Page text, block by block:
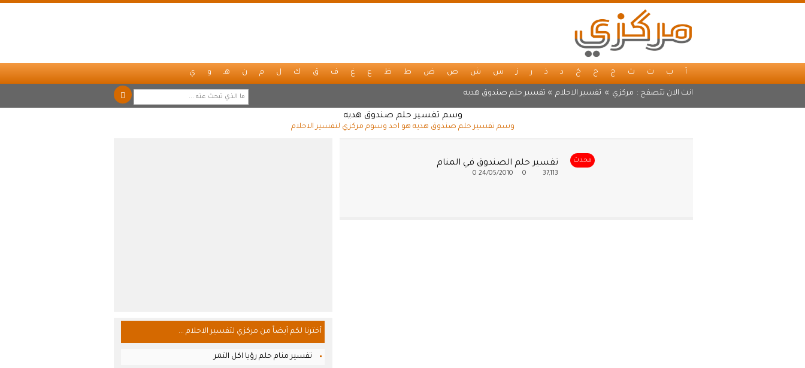
أ ب ت ث ج ح خ د ذ ر ز س ش ص ض ط ظ ع غ ف ق ك ل م ن هـ و ي
انت الان تتصفح : مركزي » تفسير الاحلام » تفسير حلم صندوق هديه
وسم تفسير حلم صندوق هديه
وسم تفسير حلم صندوق هديه هو احد وسوم مركزي لتفسير الاحلام
محدث تفسير حلم الصندوق في المنام
37,113
24/05/2010
0
أخترنا لكم أيضاً من مركزي لتفسير الاحلام ...
تفسير منام حلم رؤيا اكل التمر